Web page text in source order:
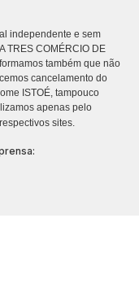
independente e sem
TRES COMÉRCIO DE
também que não
cancelamento do
ISTOÉ, tampouco
apenas pelo
sites.